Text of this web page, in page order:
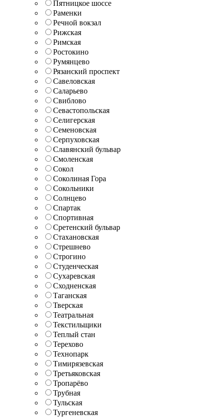
Пятницкое шоссе
Раменки
Речной вокзал
Рижская
Римская
Ростокино
Румянцево
Рязанский проспект
Савеловская
Саларьево
Свиблово
Севастопольская
Селигерская
Семеновская
Серпуховская
Славянский бульвар
Смоленская
Сокол
Соколиная Гора
Сокольники
Солнцево
Спартак
Спортивная
Сретенский бульвар
Стахановская
Стрешнево
Строгино
Студенческая
Сухаревская
Сходненская
Таганская
Тверская
Театральная
Текстильщики
Теплый стан
Терехово
Технопарк
Тимирязевская
Третьяковская
Тропарёво
Трубная
Тульская
Тургеневская